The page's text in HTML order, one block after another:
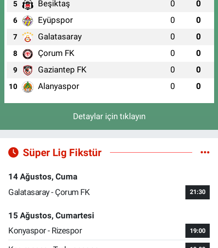
5 Beşiktaş 0 0
6 Eyüpspor 0 0
7 Galatasaray 0 0
8 Çorum FK 0 0
9 Gaziantep FK 0 0
10 Alanyaspor 0 0
Detaylar için tıklayın
Süper Lig Fikstür
14 Ağustos, Cuma
Galatasaray - Çorum FK
21:30
15 Ağustos, Cumartesi
Konyaspor - Rizespor
19:00